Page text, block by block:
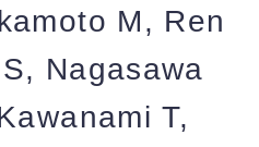
M, Ren
Nagasawa
T,